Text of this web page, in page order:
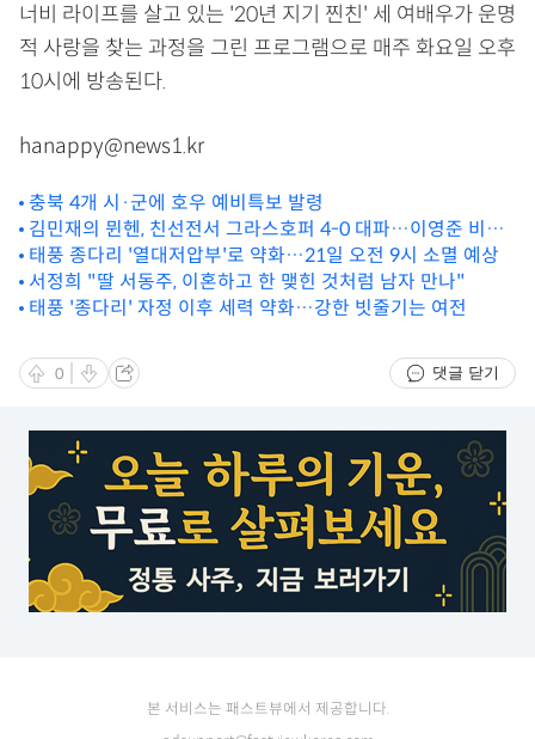
너비 라이프를 살고 있는 '20년 지기 찐친' 세 여배우가 운명
적 사랑을 찾는 과정을 그린 프로그램으로 매주 화요일 오후
10시에 방송된다.
hanappy@news1.kr
충북 4개 시·군에 호우 예비특보 발령
김민재의 뮌헨, 친선전서 그라스호퍼 4-0 대파…이영준 비공
식 데뷔전
태풍 종다리 '열대저압부'로 약화…21일 오전 9시 소멸 예상
서정희 "딸 서동주, 이혼하고 한 맺힌 것처럼 남자 만나"
태풍 '종다리' 자정 이후 세력 약화…강한 빗줄기는 여전
0 댓글 닫기
본 서비스는 패스트뷰에서 제공합니다.